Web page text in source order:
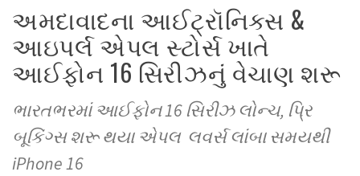
અમદાવાદના આઈટ્રૉનિક્સ &
આઇપર્લ એપલ સ્ટોર્સ ખાતે
આઈફોન 16 સિરીઝનું વેચાણ શરૂ
ભારતભરમાં આઈફોન 16 સિરીઝ લોન્ચ, પ્રિ
બૂકિંગ્સ શરૂ થયા એપલ લવર્સ લાંબા સમયથી
iPhone 16